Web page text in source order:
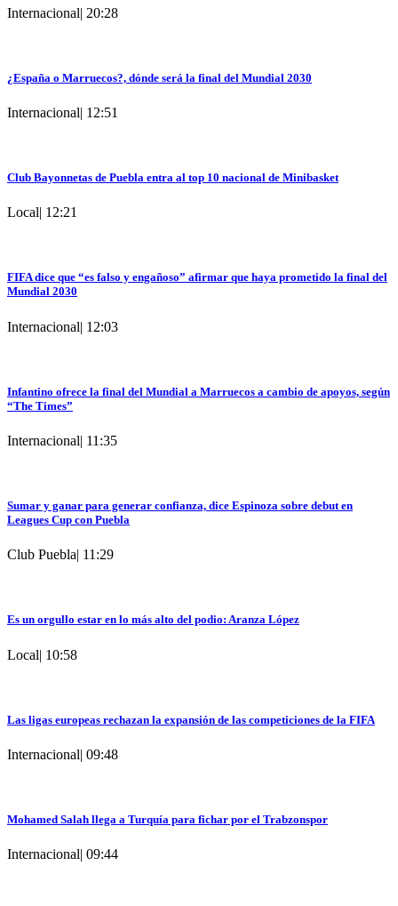
Internacional| 20:28
¿España o Marruecos?, dónde será la final del Mundial 2030
Internacional| 12:51
Club Bayonnetas de Puebla entra al top 10 nacional de Minibasket
Local| 12:21
FIFA dice que “es falso y engañoso” afirmar que haya prometido la final del
Mundial 2030
Internacional| 12:03
Infantino ofrece la final del Mundial a Marruecos a cambio de apoyos, según
“The Times”
Internacional| 11:35
Sumar y ganar para generar confianza, dice Espinoza sobre debut en
Leagues Cup con Puebla
Club Puebla| 11:29
Es un orgullo estar en lo más alto del podio: Aranza López
Local| 10:58
Las ligas europeas rechazan la expansión de las competiciones de la FIFA
Internacional| 09:48
Mohamed Salah llega a Turquía para fichar por el Trabzonspor
Internacional| 09:44